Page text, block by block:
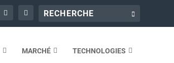
MARCHÉ TECHNOLOGIES